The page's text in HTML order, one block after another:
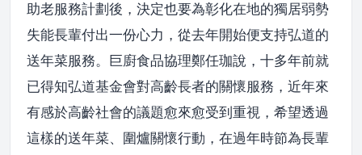
助老服務計劃後，決定也要為彰化在地的獨居弱勢
失能長輩付出一份心力，從去年開始便支持弘道的
送年菜服務。巨廚食品協理鄭任珈說，十多年前就
已得知弘道基金會對高齡長者的關懷服務，近年來
有感於高齡社會的議題愈來愈受到重視，希望透過
這樣的送年菜、圍爐關懷行動，在過年時節為長輩